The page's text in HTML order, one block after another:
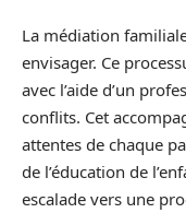
La médiation
envisager. Ce
avec l’aide d’un
conflits. Cet
attentes de chaque
de l’éducation de
escalade vers une